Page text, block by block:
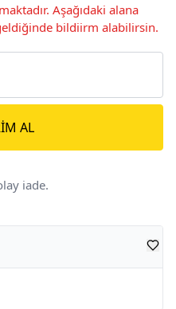
Aşağıdaki alana
bildiirm alabilirsin.
AL
iade.